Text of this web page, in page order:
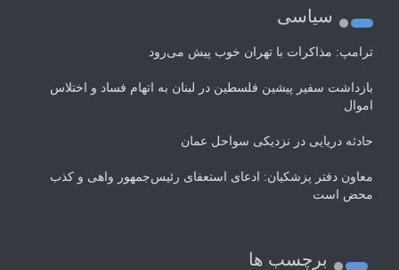
سیاسی
ترامپ: مذاکرات با تهران خوب پیش می‌رود
بازداشت سفیر پیشین فلسطین در لبنان به اتهام فساد و اختلاس
اموال
حادثه دریایی در نزدیکی سواحل عمان
معاون دفتر پزشکیان: ادعای استعفای رئیس‌جمهور واهی و کذب
محض است
برچسب ها